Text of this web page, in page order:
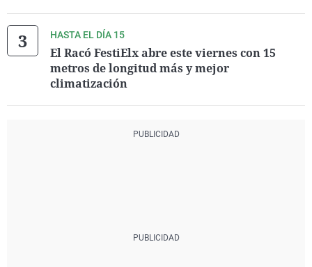
HASTA EL DÍA 15
El Racó FestiElx abre este viernes con 15
metros de longitud más y mejor
climatización